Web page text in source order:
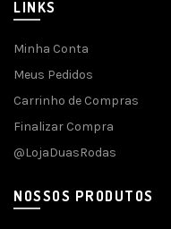
LINKS
Minha Conta
Meus Pedidos
Carrinho de Compras
Finalizar Compra
@LojaDuasRodas
NOSSOS PRODUTOS